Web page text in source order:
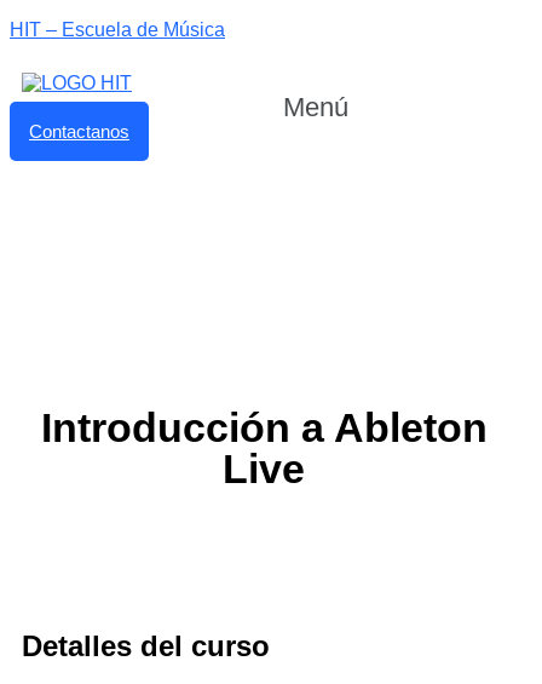
HIT – Escuela de Música
Menú
Contactanos
Introducción a Ableton
Live
Detalles del curso